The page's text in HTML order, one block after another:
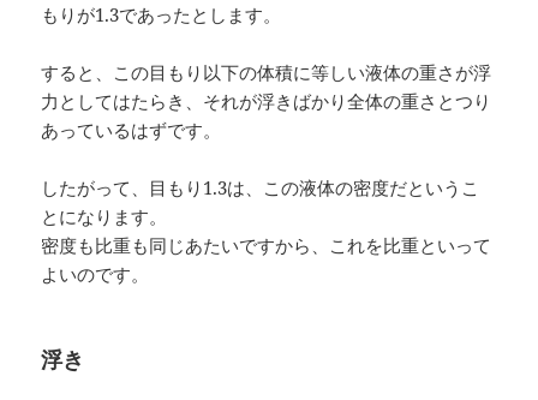
もりが1.3であったとします。
すると、この目もり以下の体積に等しい液体の重さが浮
力としてはたらき、それが浮きばかり全体の重さとつり
あっているはずです。
したがって、目もり1.3は、この液体の密度だというこ
とになります。
密度も比重も同じあたいですから、これを比重といって
よいのです。
浮き